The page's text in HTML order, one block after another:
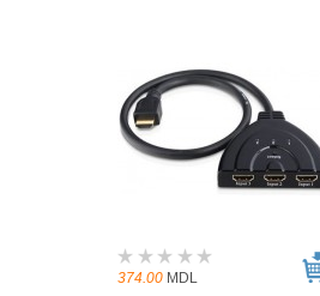
374.00 MDL